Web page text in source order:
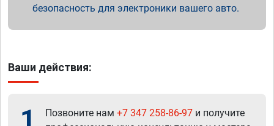
безопасность для электроники вашего авто.
Ваши действия:
1 Позвоните нам +7 347 258-86-97 и получите